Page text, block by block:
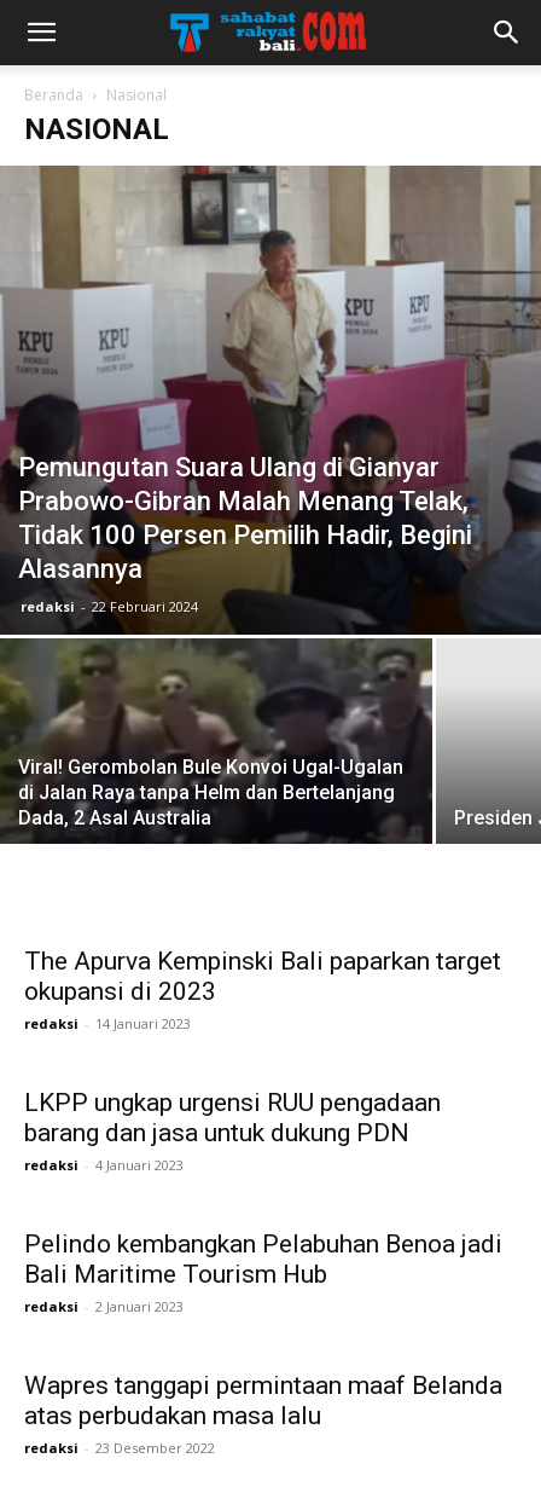
Beranda Nasional
NASIONAL
Pemungutan Suara Ulang di Gianyar
Prabowo-Gibran Malah Menang Telak,
Tidak 100 Persen Pemilih Hadir, Begini
Alasannya
redaksi - 22 Februari 2024
Viral! Gerombolan Bule Konvoi Ugal-Ugalan
di Jalan Raya tanpa Helm dan Bertelanjang
Dada, 2 Asal Australia
Presiden
The Apurva Kempinski Bali paparkan target
okupansi di 2023
redaksi - 14 Januari 2023
LKPP ungkap urgensi RUU pengadaan
barang dan jasa untuk dukung PDN
redaksi - 4 Januari 2023
Pelindo kembangkan Pelabuhan Benoa jadi
Bali Maritime Tourism Hub
redaksi - 2 Januari 2023
Wapres tanggapi permintaan maaf Belanda
atas perbudakan masa lalu
redaksi - 23 Desember 2022